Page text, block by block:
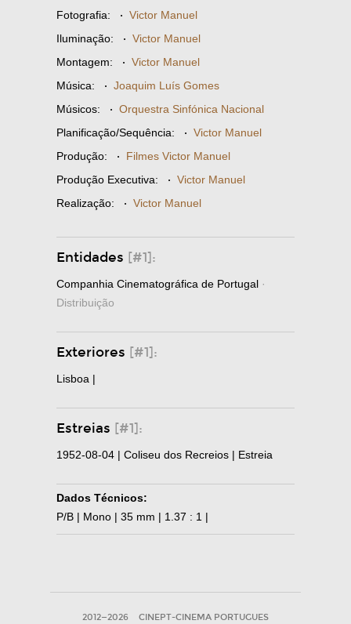
Fotografia: · Victor Manuel
Iluminação: · Victor Manuel
Montagem: · Victor Manuel
Música: · Joaquim Luís Gomes
Músicos: · Orquestra Sinfónica Nacional
Planificação/Sequência: · Victor Manuel
Produção: · Filmes Victor Manuel
Produção Executiva: · Victor Manuel
Realização: · Victor Manuel
Entidades [#1]:
Companhia Cinematográfica de Portugal ·
Distribuição
Exteriores [#1]:
Lisboa |
Estreias [#1]:
1952-08-04 | Coliseu dos Recreios | Estreia
Dados Técnicos:
P/B | Mono | 35 mm | 1.37 : 1 |
2012—2026 CINEPT-CINEMA PORTUGUES